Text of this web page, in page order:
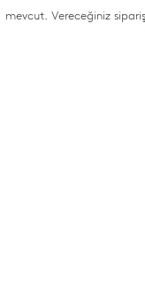
mevcut. Vereceğiniz